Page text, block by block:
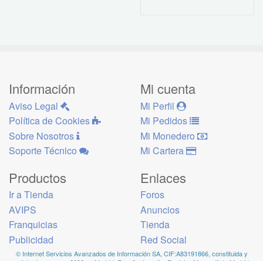
Información
Aviso Legal
Política de Cookies
Sobre Nosotros
Soporte Técnico
Mi cuenta
Mi Perfil
Mi Pedidos
Mi Monedero
Mi Cartera
Productos
Ir a Tienda
AVIPS
Franquicias
Publicidad
Enlaces
Foros
Anuncios
Tienda
Red Social
© Internet Servicios Avanzados de Información SA, CIF:A83191866, constituida y